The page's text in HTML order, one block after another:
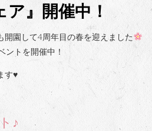
』開催中！
開園して4周年目の春を迎えました
ントを開催中！
す♥️
♪